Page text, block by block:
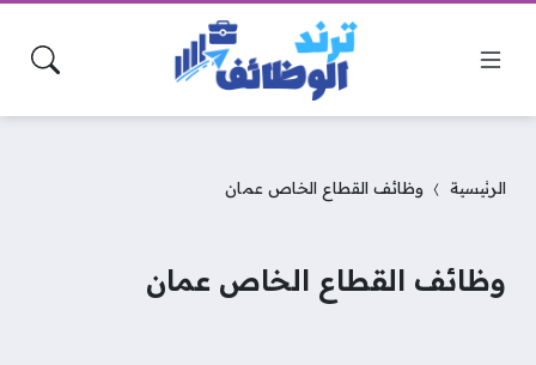
الرئيسية وظائف القطاع الخاص عمان
وظائف القطاع الخاص عمان